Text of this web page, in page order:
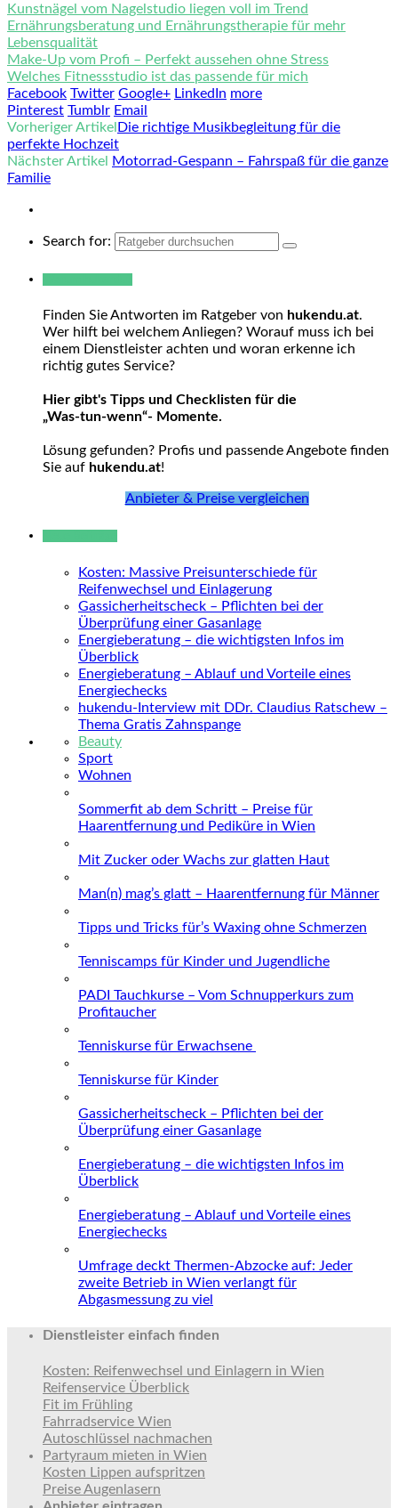
Kunstnägel vom Nagelstudio liegen voll im Trend
Ernährungsberatung und Ernährungstherapie für mehr
Lebensqualität
Make-Up vom Profi – Perfekt aussehen ohne Stress
Welches Fitnessstudio ist das passende für mich
Facebook Twitter Google+ LinkedIn more
Pinterest Tumblr Email
Vorheriger Artikel Die richtige Musikbegleitung für die
perfekte Hochzeit
Nächster Artikel
Motorrad-Gespann – Fahrspaß für die ganze
Familie
Search for:
Finden Sie Antworten im Ratgeber von hukendu.at.
Wer hilft bei welchem Anliegen? Worauf muss ich bei
einem Dienstleister achten und woran erkenne ich
richtig gutes Service?
Hier gibt's Tipps und Checklisten für die
„Was-tun-wenn“- Momente.
Lösung gefunden? Profis und passende Angebote finden
Sie auf hukendu.at!
Anbieter & Preise vergleichen
Kosten: Massive Preisunterschiede für
Reifenwechsel und Einlagerung
Gassicherheitscheck – Pflichten bei der
Überprüfung einer Gasanlage
Energieberatung – die wichtigsten Infos im
Überblick
Energieberatung – Ablauf und Vorteile eines
Energiechecks
hukendu-Interview mit DDr. Claudius Ratschew –
Thema Gratis Zahnspange
Beauty
Sport
Wohnen
Sommerfit ab dem Schritt – Preise für
Haarentfernung und Pediküre in Wien
Mit Zucker oder Wachs zur glatten Haut
Man(n) mag’s glatt – Haarentfernung für Männer
Tipps und Tricks für’s Waxing ohne Schmerzen
Tenniscamps für Kinder und Jugendliche
PADI Tauchkurse – Vom Schnupperkurs zum
Profitaucher
Tenniskurse für Erwachsene
Tenniskurse für Kinder
Gassicherheitscheck – Pflichten bei der
Überprüfung einer Gasanlage
Energieberatung – die wichtigsten Infos im
Überblick
Energieberatung – Ablauf und Vorteile eines
Energiechecks
Umfrage deckt Thermen-Abzocke auf: Jeder
zweite Betrieb in Wien verlangt für
Abgasmessung zu viel
Dienstleister einfach finden
Kosten: Reifenwechsel und Einlagern in Wien
Reifenservice Überblick
Fit im Frühling
Fahrradservice Wien
Autoschlüssel nachmachen
Partyraum mieten in Wien
Kosten Lippen aufspritzen
Preise Augenlasern